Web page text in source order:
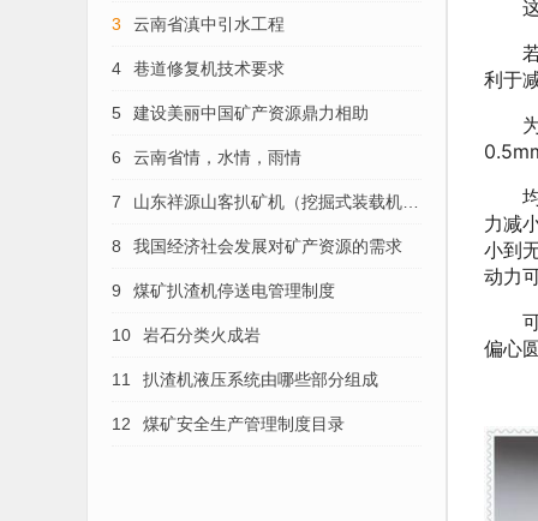
这
若
利于
为
均
力减
小到
动力
可
偏心
3 云南省滇中引水工程
4 巷道修复机技术要求
5 建设美丽中国矿产资源鼎力相助
6 云南省情，水情，雨情
7 山东祥源山客扒矿机（挖掘式装载机）
的维护保养
8 我国经济社会发展对矿产资源的需求
9 煤矿扒渣机停送电管理制度
10 岩石分类火成岩
11 扒渣机液压系统由哪些部分组成
12 煤矿安全生产管理制度目录